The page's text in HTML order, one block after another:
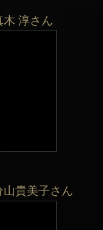
淳さん
貴美子さん